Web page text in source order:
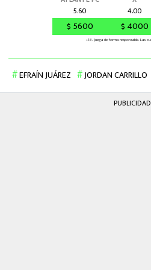
EFRAÍN JUÁREZ JORDAN CARRILLO
PUBLICIDAD